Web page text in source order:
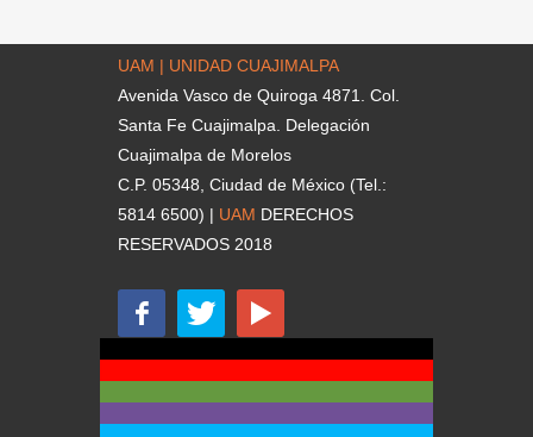
UAM | UNIDAD CUAJIMALPA
Avenida Vasco de Quiroga 4871. Col.
Santa Fe Cuajimalpa. Delegación
Cuajimalpa de Morelos
C.P. 05348, Ciudad de México (Tel.:
5814 6500) | UAM DERECHOS
RESERVADOS 2018